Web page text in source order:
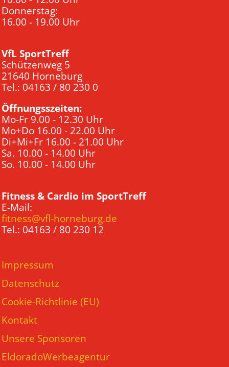
Donnerstag:
16.00 - 19.00 Uhr
VfL SportTreff
Schützenweg 5
21640 Horneburg
Tel.: 04163 / 80 230 0
Öffnungsszeiten:
Mo-Fr 9.00 - 12.30 Uhr
Mo+Do 16.00 - 22.00 Uhr
Di+Mi+Fr 16.00 - 21.00 Uhr
Sa. 10.00 - 14.00 Uhr
So. 10.00 - 14.00 Uhr
Fitness & Cardio im SportTreff
E-Mail:
fitness@vfl-horneburg.de
Tel.: 04163 / 80 230 12
Impressum
Datenschutz
Cookie-Richtlinie (EU)
Kontakt
Unsere Sponsoren
EldoradoWerbeagentur